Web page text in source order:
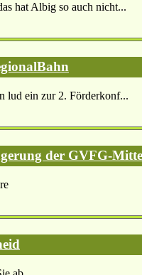
hat Albig so auch nicht...
lud ein zur 2. Förderkonf...
der GVFG-